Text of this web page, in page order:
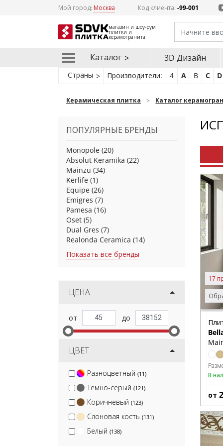
Мой город: Москва Код клиента:-99-001
магазин и шоу-рум
плитки и
керамогранита
Каталог 3D Дизайн
Страны Производители: 4 A B C D
Керамическая плитка Каталог
ПОПУЛЯРНЫЕ БРЕНДЫ
Monopole (20)
Absolut Keramika (22)
Mainzu (34)
Kerlife (1)
Equipe (26)
Emigres (7)
Pamesa (16)
Oset (5)
Dual Gres (7)
Realonda Ceramica (14)
Показать все бренды
ЦЕНА
ЦВЕТ
Разноцветный (11)
Темно-серый (121)
Коричневый (123)
Слоновая кость (131)
Белый (138)
17
В
от